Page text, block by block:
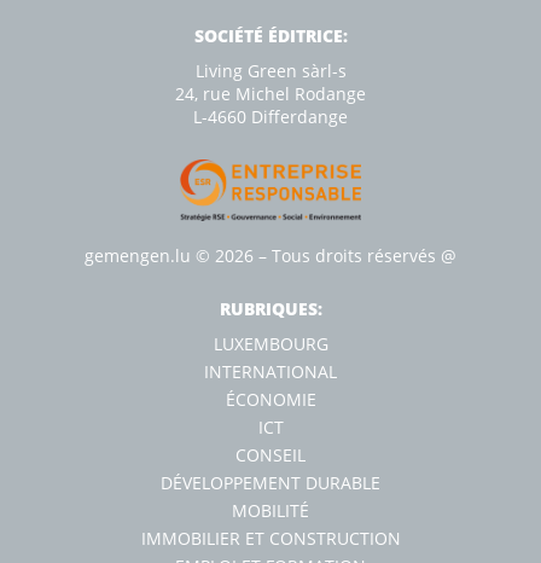
SOCIÉTÉ ÉDITRICE:
Living Green sàrl-s
24, rue Michel Rodange
L-4660 Diﬀerdange
gemengen.lu © 2026 – Tous droits réservés @
RUBRIQUES:
LUXEMBOURG
INTERNATIONAL
ÉCONOMIE
ICT
CONSEIL
DÉVELOPPEMENT DURABLE
MOBILITÉ
IMMOBILIER ET CONSTRUCTION